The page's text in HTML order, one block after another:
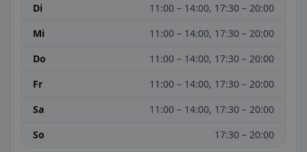
Di
11:00 – 14:00, 17:30 – 20:00
Mi
11:00 – 14:00, 17:30 – 20:00
Do
11:00 – 14:00, 17:30 – 20:00
Fr
11:00 – 14:00, 17:30 – 20:00
Sa
11:00 – 14:00, 17:30 – 20:00
So
17:30 – 20:00